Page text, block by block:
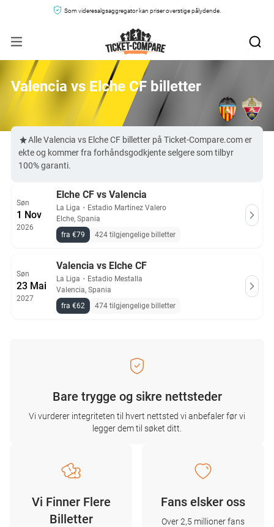
Som videresalgsaggregator kan priser overstige pålydende.
Valencia vs Elche CF billetter
Alle Valencia vs Elche CF billetter på Ticket-Compare.com er
ekte og kommer fra forhåndsgodkjente selgere som tilbyr
100% garanti.
Søn
1 Nov
2026
Elche CF vs Valencia
La Liga ・ Estadio Martinez Valero
Elche, Spania
fra €79
424 tilgjengelige billetter
Søn
23 Mai
2027
Valencia vs Elche CF
La Liga ・ Estadio Mestalla
Valencia, Spania
fra €62
474 tilgjengelige billetter
Bare trygge og sikre nettsteder
Vi vurderer integriteten til hvert nettsted vi anbefaler før vi
legger dem til søket ditt.
Vi Finner Flere
Billetter
Fans elsker oss
Over 2,5 millioner fans